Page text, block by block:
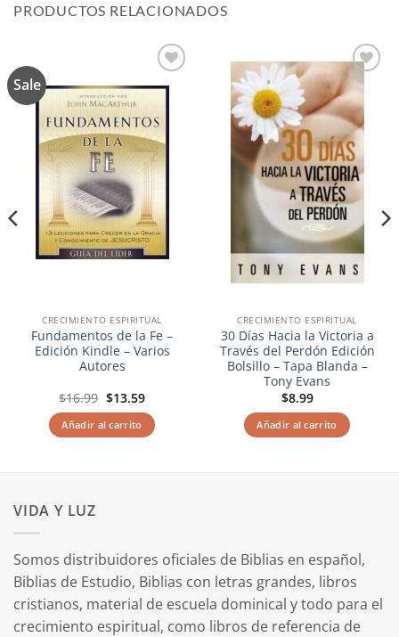
PRODUCTOS RELACIONADOS
Sale
Añadir
deseos
CRECIMIENTO ESPIRITUAL
Fundamentos de la Fe –
Edición Kindle – Varios
Autores
$16.99 El
precio
original
era:
$16.99.
$13.59El
actual
es:
$13.59.
Añadir al carrito
Añadir
lista de
deseos
CRECIMIENTO ESPIRITUAL
30 Días Hacia la Victoria a
Través del Perdón Edición
Bolsillo – Tapa Blanda –
Tony Evans
$8.99
Añadir al carrito
VIDA Y LUZ
Somos distribuidores oficiales de Biblias en español,
Biblias de Estudio, Biblias con letras grandes, libros
cristianos, material de escuela dominical y todo para el
crecimiento espiritual, como libros de referencia de